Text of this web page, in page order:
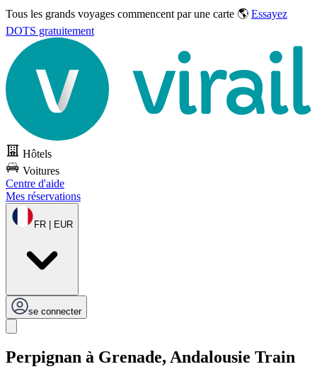
Tous les grands voyages commencent par une carte 🌎 Essayez
DOTS gratuitement
Hôtels
Voitures
Centre d'aide
Mes réservations
FR | EUR
se connecter
Perpignan à Grenade, Andalousie Train